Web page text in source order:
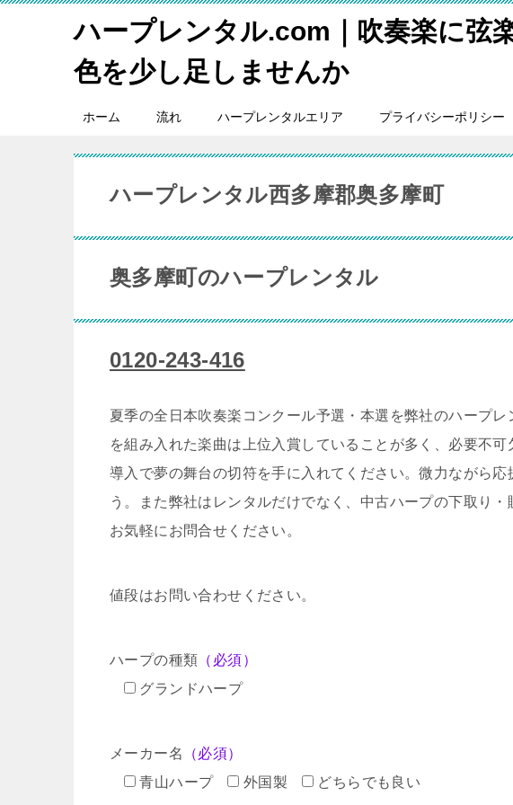
ハープレンタル.com｜吹奏楽に弦
色を少し足しませんか
ホーム 流れ ハープレンタルエリア プライバシーポリシー
ハープレンタル西多摩郡奥多摩町
奥多摩町のハープレンタル
0120-243-416
夏季の全日本吹奏楽コンクール予選・本選を弊社のハープ
を組み入れた楽曲は上位入賞していることが多く、必要不
導入で夢の舞台の切符を手に入れてください。微力ながら
う。また弊社はレンタルだけでなく、中古ハープの下取り
お気軽にお問合せください。
値段はお問い合わせください。
ハープの種類 （必須）
グランドハープ
メーカー名
（必須）
青山ハープ
外国製 どちらでも良い